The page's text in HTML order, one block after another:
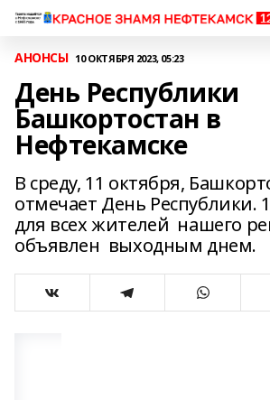
АНОНСЫ 10 ОКТЯБРЯ 2023, 05:23
День Республики
Башкортостан в
Нефтекамске
В среду, 11 октября,
отмечает День Республики.
для всех жителей нашего
объявлен выходным днем.